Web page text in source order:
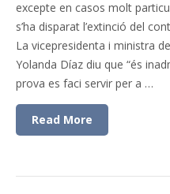
excepte en casos molt
s’ha disparat l’extinció del
La vicepresidenta i ministra
Yolanda Díaz diu que “és
prova es faci servir per a …
Read More